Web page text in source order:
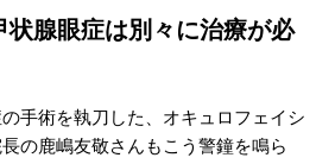
状腺眼症は別々に治療が必
手術を執刀した、オキュロフェイシ
の鹿嶋友敬さんもこう警鐘を鳴ら